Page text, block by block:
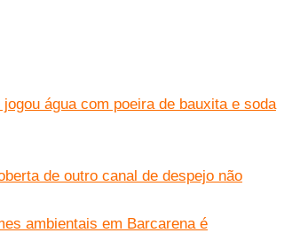
água com poeira de bauxita e soda
de outro canal de despejo não
ambientais em Barcarena é